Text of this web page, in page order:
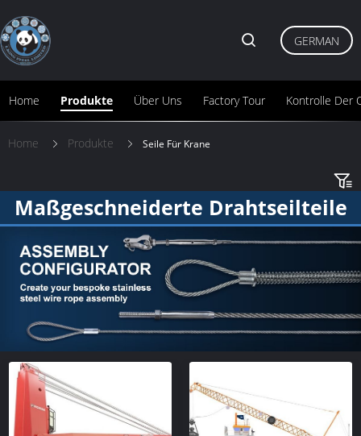
Home Produkte Über Uns Factory Tour Kontrolle Der
GERMAN
Home Produkte Seile Für Krane
Maßgeschneiderte Drahtseilteile